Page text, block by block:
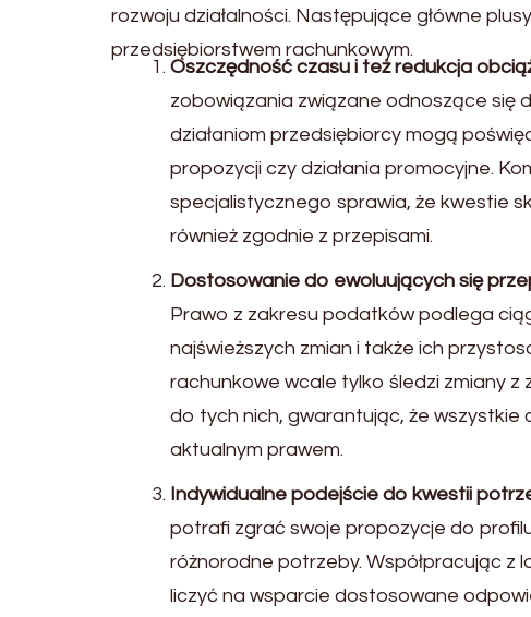
rozwoju działalności. Następujące główne
przedsiębiorstwem rachunkowym.
Oszczędność czasu i też redukcja
zobowiązania związane odnoszące się
działaniom przedsiębiorcy mogą
propozycji czy działania promocyjne.
specjalistycznego sprawia, że kwestie
również zgodnie z przepisami.
Dostosowanie do ewoluujących się
Prawo z zakresu podatków podlega
najświeższych zmian i także ich
rachunkowe wcale tylko śledzi zmiany
do tych nich, gwarantując, że
aktualnym prawem.
Indywidualne podejście do kwestii
potrafi zgrać swoje propozycje do
różnorodne potrzeby. Współpracując z
liczyć na wsparcie dostosowane